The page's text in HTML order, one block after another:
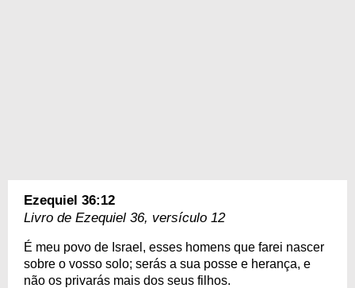
Ezequiel 36:12
Livro de Ezequiel 36, versículo 12
É meu povo de Israel, esses homens que farei nascer
sobre o vosso solo; serás a sua posse e herança, e
não os privarás mais dos seus filhos.